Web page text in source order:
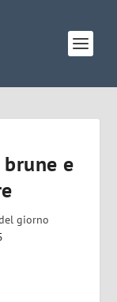
e
giorno